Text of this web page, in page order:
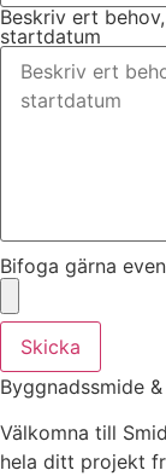
Beskriv ert
startdatum
Bifoga gärna
Skicka
Byggnadssmide
Välkomna till
hela ditt projekt